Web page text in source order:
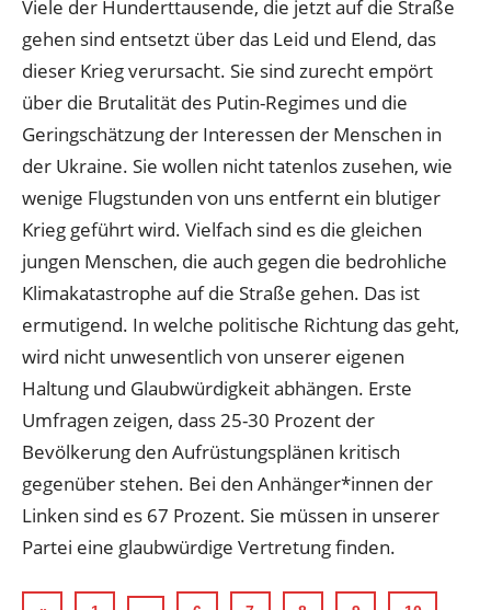
Viele der Hunderttausende, die jetzt auf die Straße
gehen sind entsetzt über das Leid und Elend, das
dieser Krieg verursacht. Sie sind zurecht empört
über die Brutalität des Putin-Regimes und die
Geringschätzung der Interessen der Menschen in
der Ukraine. Sie wollen nicht tatenlos zusehen, wie
wenige Flugstunden von uns entfernt ein blutiger
Krieg geführt wird. Vielfach sind es die gleichen
jungen Menschen, die auch gegen die bedrohliche
Klimakatastrophe auf die Straße gehen. Das ist
ermutigend. In welche politische Richtung das geht,
wird nicht unwesentlich von unserer eigenen
Haltung und Glaubwürdigkeit abhängen. Erste
Umfragen zeigen, dass 25-30 Prozent der
Bevölkerung den Aufrüstungsplänen kritisch
gegenüber stehen. Bei den Anhänger*innen der
Linken sind es 67 Prozent. Sie müssen in unserer
Partei eine glaubwürdige Vertretung finden.